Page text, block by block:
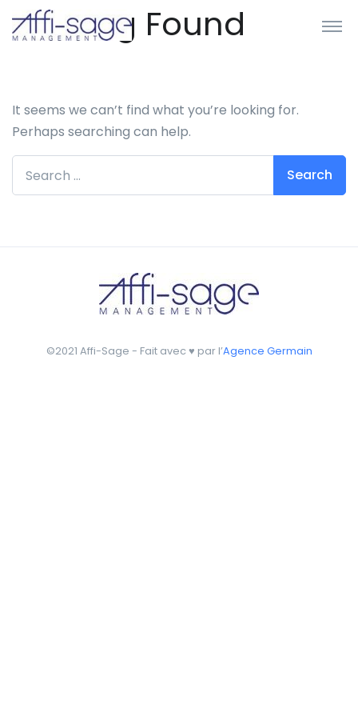
Nothing Found
It seems we can’t find what you’re looking for.
Perhaps searching can help.
Search for:
©2021 Affi-Sage - Fait avec ♥ par l’Agence Germain